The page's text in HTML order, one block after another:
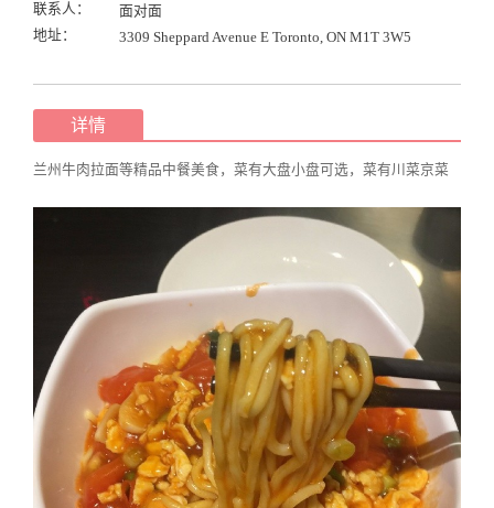
联系人：
面对面
地址：
3309 Sheppard Avenue E Toronto, ON M1T 3W5
详情
兰州牛肉拉面等精品中餐美食，菜有大盘小盘可选，菜有川菜京菜